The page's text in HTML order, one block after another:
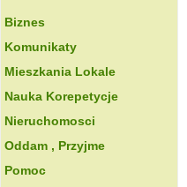
Biznes
Komunikaty
Mieszkania Lokale
Nauka Korepetycje
Nieruchomosci
Oddam , Przyjme
Pomoc